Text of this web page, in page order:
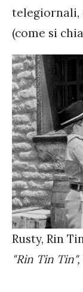
telegiornali,
(come si
Rusty, Rin
"Rin Tin